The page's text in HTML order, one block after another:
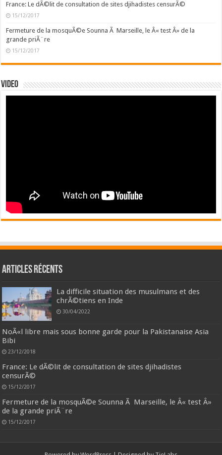
France: Le dÃ©lit de consultation de sites djihadistes censurÃ©
15/12/2017
Fermeture de la mosquÃ©e Sounna Ã Marseille, le Â« test Â» de la
grande priÃ¨re
15/12/2017
Video
Articles récents
La difficile situation des musulmans et des
chrÃ©tiens en Inde
30/04/2022
NoÃ«l libre mais sous bonne garde pour la Pakistanaise Asia
Bibi
23/12/2018
France: Le dÃ©lit de consultation de sites djihadistes
censurÃ©
15/12/2017
Fermeture de la mosquÃ©e Sounna Ã Marseille, le Â« test Â»
de la grande priÃ¨re
15/12/2017